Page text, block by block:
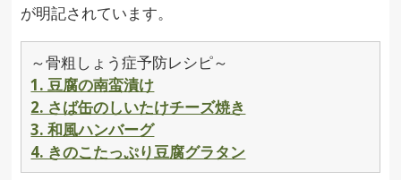
が明記されています。
～骨粗しょう症予防レシピ～
1. 豆腐の南蛮漬け
2. さば缶のしいたけチーズ焼き
3. 和風ハンバーグ
4. きのこたっぷり豆腐グラタン